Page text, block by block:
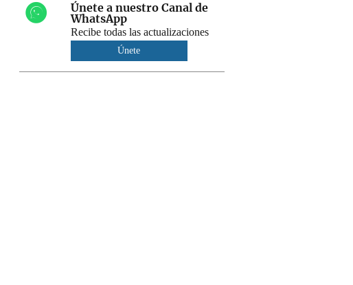
Únete a nuestro Canal de
WhatsApp
Recibe todas las actualizaciones
Únete